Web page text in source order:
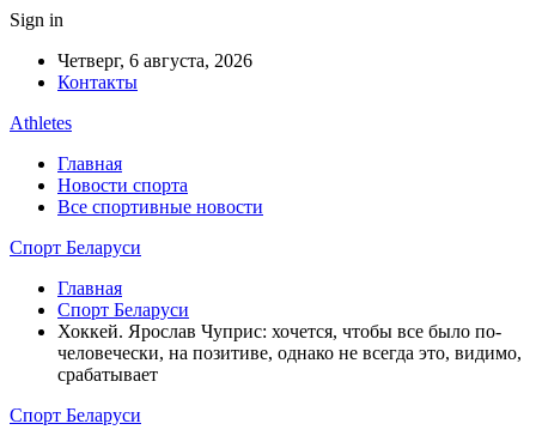
Sign in
Четверг, 6 августа, 2026
Контакты
Athletes
Главная
Новости спорта
Все спортивные новости
Спорт Беларуси
Главная
Спорт Беларуси
Хоккей. Ярослав Чуприс: хочется, чтобы все было по-
человечески, на позитиве, однако не всегда это, видимо,
срабатывает
Спорт Беларуси